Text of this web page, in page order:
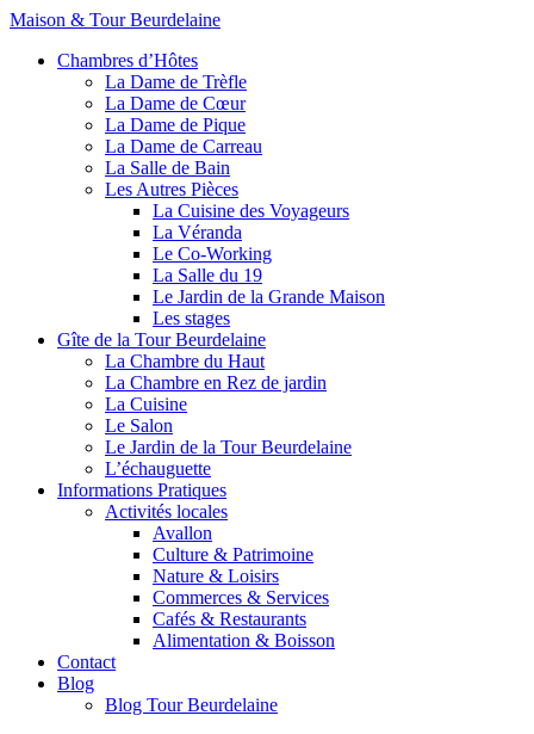
Maison & Tour Beurdelaine
Chambres d’Hôtes
La Dame de Trèfle
La Dame de Cœur
La Dame de Pique
La Dame de Carreau
La Salle de Bain
Les Autres Pièces
La Cuisine des Voyageurs
La Véranda
Le Co-Working
La Salle du 19
Le Jardin de la Grande Maison
Les stages
Gîte de la Tour Beurdelaine
La Chambre du Haut
La Chambre en Rez de jardin
La Cuisine
Le Salon
Le Jardin de la Tour Beurdelaine
L’échauguette
Informations Pratiques
Activités locales
Avallon
Culture & Patrimoine
Nature & Loisirs
Commerces & Services
Cafés & Restaurants
Alimentation & Boisson
Contact
Blog
Blog Tour Beurdelaine